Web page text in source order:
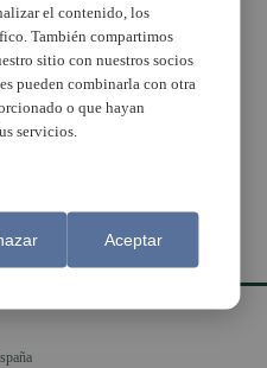
el contenido, los
También compartimos
sitio con nuestros socios
pueden combinarla con otra
o que hayan
servicios.
Aceptar